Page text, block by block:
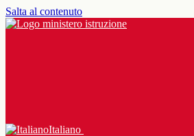
Salta al contenuto
Italiano